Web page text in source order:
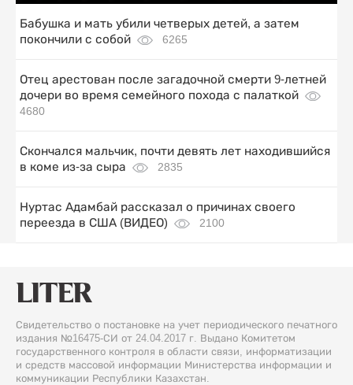
Бабушка и мать убили четверых детей, а затем
покончили с собой
6265
Отец арестован после загадочной смерти 9-летней
дочери во время семейного похода с палаткой
4680
Скончался мальчик, почти девять лет находившийся
в коме из-за сыра
2835
Нуртас Адамбай рассказал о причинах своего
переезда в США (ВИДЕО)
2100
Свидетельство о постановке на учет периодического печатного
издания №16475-СИ от 24.04.2017 г. Выдано Комитетом
государственного контроля в области связи, информатизации
и средств массовой информации Министерства информации и
коммуникации Республики Казахстан.